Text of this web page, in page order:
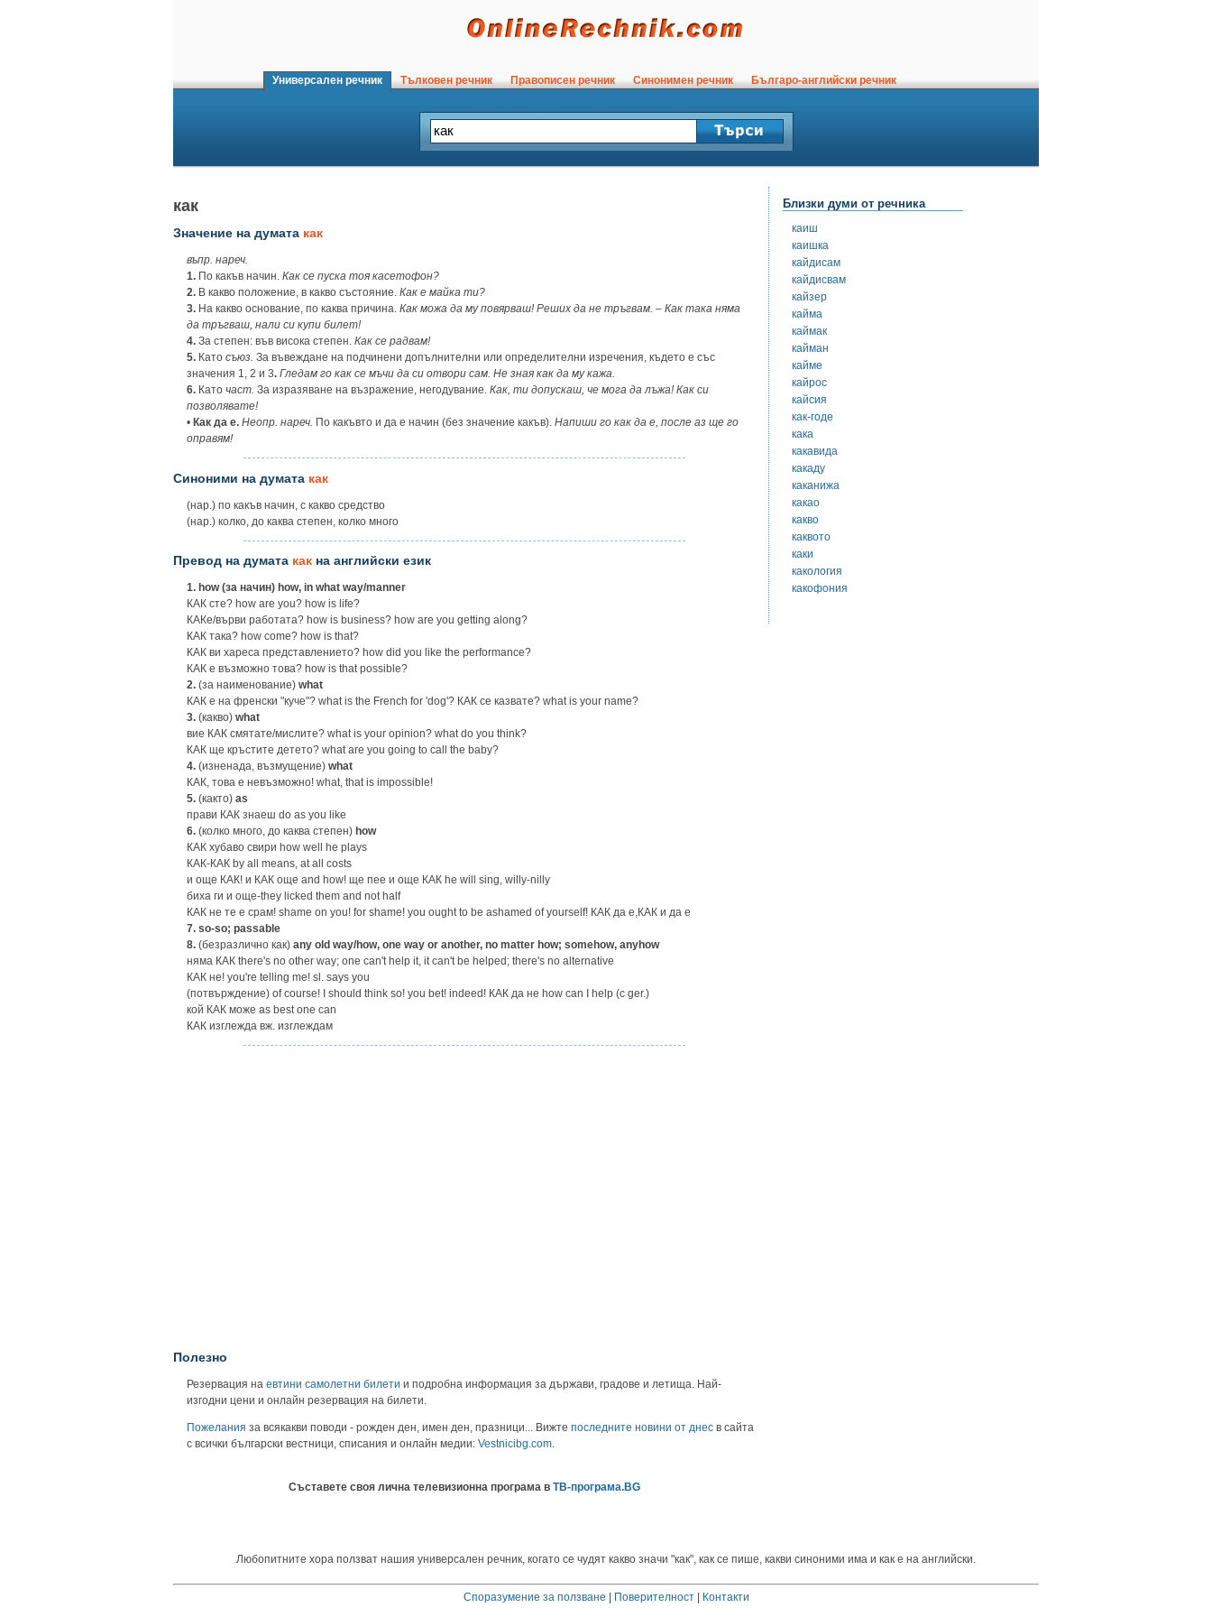
Универсален речник Тълковен речник Правописен речник Синонимен речник Българо-английски речник
как
Значение на думата как
въпр. нареч.
1. По какъв начин. Как се пуска тоя касетофон?
2. В какво положение, в какво състояние. Как е майка ти?
3. На какво основание, по каква причина. Как можа да му повярваш! Реших да не тръгвам. – Как така няма
да тръгваш, нали си купи билет!
4. За степен: във висока степен. Как се радвам!
5. Като съюз. За въвеждане на подчинени допълнителни или определителни изречения, където е със
значения 1, 2 и 3. Гледам го как се мъчи да си отвори сам. Не зная как да му кажа.
6. Като част. За изразяване на възражение, негодувание. Как, ти допускаш, че мога да лъжа! Как си
позволявате!
• Как да е. Неопр. нареч. По какъвто и да е начин (без значение какъв). Напиши го как да е, после аз ще го
оправям!
Синоними на думата как
(нар.) по какъв начин, с какво средство
(нар.) колко, до каква степен, колко много
Превод на думата как на английски език
1. how (за начин) how, in what way/manner
КАК сте? how are you? how is life?
КАКe/върви работата? how is business? how are you getting along?
КАК така? how come? how is that?
КАК ви хареса представлението? how did you like the performance?
КАК e възможно това? how is that possible?
2. (за наименование) what
КАК е на френски "куче"? what is the French for 'dog'? КАК ce казвате? what is your name?
3. (какво) what
вие КАК смятате/мислите? what is your opinion? what do you think?
КАК ще кръстите детето? what are you going to call the baby?
4. (изненада, възмущение) what
КАК, това е невъзможно! what, that is impossible!
5. (както) as
прави КАК знаеш do as you like
6. (колко много, до каква степен) how
КАК хубаво свири how well he plays
КАК-КАК by all means, at all costs
и още КАК! и КАК още and how! ще пее и още КАК he will sing, willy-nilly
биха ги и още-they licked them and not half
КАК не те е срам! shame on you! for shame! you ought to be ashamed of yourself! КАК да е,КАК и да е
7. so-so; passable
8. (безразлично как) any old way/how, one way or another, no matter how; somehow, anyhow
няма КАК there's no other way; one can't help it, it can't be helped; there's no alternative
КАК не! you're telling me! sl. says you
(потвърждение) of course! I should think so! you bet! indeed! КАК да не how can I help (c ger.)
кой КАК може as best one can
КАК изглежда вж. изглеждам
Полезно
Резервация на евтини самолетни билети и подробна информация за държави, градове и летища. Най-
изгодни цени и онлайн резервация на билети.
Пожелания за всякакви поводи - рожден ден, имен ден, празници... Вижте последните новини от днес в сайта
с всички български вестници, списания и онлайн медии: Vestnicibg.com.
Съставете своя лична телевизионна програма в ТВ-програма.BG
Близки думи от речника
каиш
каишка
кайдисам
кайдисвам
кайзер
кайма
каймак
кайман
кайме
кайрос
кайсия
как-годе
кака
какавида
какаду
каканижа
какао
какво
каквото
каки
какология
какофония
Любопитните хора ползват нашия универсален речник, когато се чудят какво значи "как", как се пише, какви синоними има и как е на английски.
Споразумение за ползване Поверителност|
Контакти